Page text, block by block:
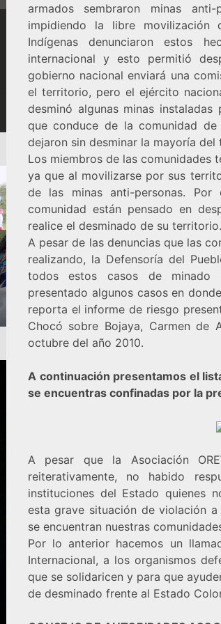
armados sembraron minas
impidiendo la libre movilización
Indígenas denunciaron estos
internacional y esto permitió
gobierno nacional enviará una
el territorio, pero el ejército
desminó algunas minas
que conduce de la comunidad
dejaron sin desminar la mayoría del
Los miembros de las comunidades
ya que al movilizarse por sus
de las minas anti-personas.
comunidad están pensado en
realice el desminado de su territorio.
A pesar de las denuncias que las
realizando, la Defensoría del
todos estos casos de minado
presentado algunos casos en
reporta el informe de riesgo
Chocó sobre Bojaya, Carmen
octubre del año 2010.
A continuación presentamos el
se encuentras confinadas por la
A pesar que la Asociación
reiterativamente, no habido
instituciones del Estado quienes
esta grave situación de violación
se encuentran nuestras
Por lo anterior hacemos un
Internacional, a los organismos
que se solidaricen y para que
de desminado frente al Estado